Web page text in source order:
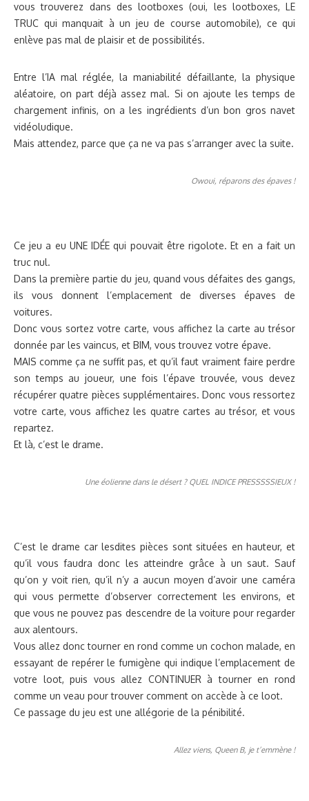
vous trouverez dans des lootboxes (oui, les lootboxes, LE
TRUC qui manquait à un jeu de course automobile), ce qui
enlève pas mal de plaisir et de possibilités.
Entre l’IA mal réglée, la maniabilité défaillante, la physique
aléatoire, on part déjà assez mal. Si on ajoute les temps de
chargement infinis, on a les ingrédients d’un bon gros navet
vidéoludique.
Mais attendez, parce que ça ne va pas s’arranger avec la suite.
Owoui, réparons des épaves !
Ce jeu a eu UNE IDÉE qui pouvait être rigolote. Et en a fait un
truc nul.
Dans la première partie du jeu, quand vous défaites des gangs,
ils vous donnent l’emplacement de diverses épaves de
voitures.
Donc vous sortez votre carte, vous affichez la carte au trésor
donnée par les vaincus, et BIM, vous trouvez votre épave.
MAIS comme ça ne suffit pas, et qu’il faut vraiment faire perdre
son temps au joueur, une fois l’épave trouvée, vous devez
récupérer quatre pièces supplémentaires. Donc vous ressortez
votre carte, vous affichez les quatre cartes au trésor, et vous
repartez.
Et là, c’est le drame.
Une éolienne dans le désert ? QUEL INDICE PRESSSSSIEUX !
C’est le drame car lesdites pièces sont situées en hauteur, et
qu’il vous faudra donc les atteindre grâce à un saut. Sauf
qu’on y voit rien, qu’il n’y a aucun moyen d’avoir une caméra
qui vous permette d’observer correctement les environs, et
que vous ne pouvez pas descendre de la voiture pour regarder
aux alentours.
Vous allez donc tourner en rond comme un cochon malade, en
essayant de repérer le fumigène qui indique l’emplacement de
votre loot, puis vous allez CONTINUER à tourner en rond
comme un veau pour trouver comment on accède à ce loot.
Ce passage du jeu est une allégorie de la pénibilité.
Allez viens, Queen B, je t’emmène !